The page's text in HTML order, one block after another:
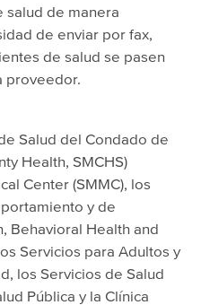
salud de manera
de enviar por fax,
de salud se pasen
proveedor.
Salud del Condado de
Health, SMCHS)
Center (SMMC), los
y de
Behavioral Health and
Servicios para Adultos y
los Servicios de Salud
Pública y la Clínica